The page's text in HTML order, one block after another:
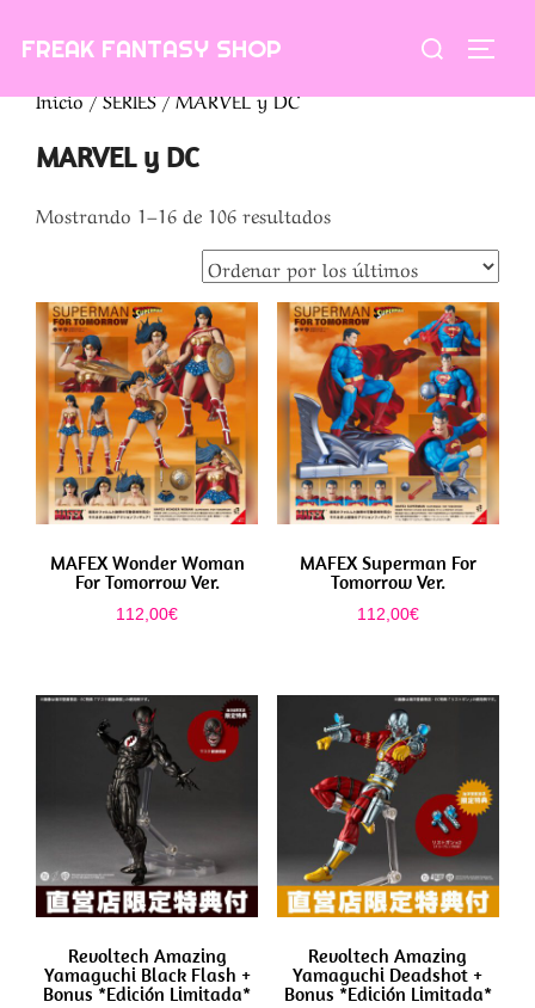
FREAK FANTASY SHOP Buscar:
Inicio/SERIES/ MARVEL y DC
MARVEL y DC
Mostrando 1–16 de 106 resultadosOrdenado
por
los
últimos
MAFEX Wonder Woman
For Tomorrow Ver.
112,00€
MAFEX Superman For
Tomorrow Ver.
112,00€
Revoltech Amazing
Yamaguchi Black Flash +
Bonus *Edición Limitada*
Revoltech Amazing
Yamaguchi Deadshot +
Bonus *Edición Limitada*